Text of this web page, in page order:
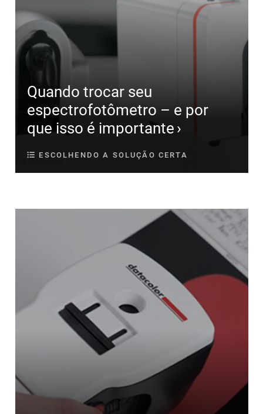
Quando trocar seu
espectrofotômetro – e por
que isso é importante
ESCOLHENDO A SOLUÇÃO CERTA